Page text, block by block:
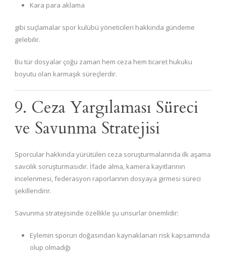
Kara para aklama
gibi suçlamalar spor kulübü yöneticileri hakkında gündeme
gelebilir.
Bu tür dosyalar çoğu zaman hem ceza hem ticaret hukuku
boyutu olan karmaşık süreçlerdir.
9. Ceza Yargılaması Süreci
ve Savunma Stratejisi
Sporcular hakkında yürütülen ceza soruşturmalarında ilk aşama
savcılık soruşturmasıdır. İfade alma, kamera kayıtlarının
incelenmesi, federasyon raporlarının dosyaya girmesi süreci
şekillendirir.
Savunma stratejisinde özellikle şu unsurlar önemlidir:
Eylemin sporun doğasından kaynaklanan risk kapsamında
olup olmadığı